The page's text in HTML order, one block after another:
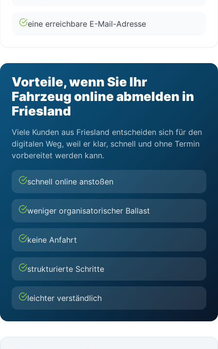
eine erreichbare E-Mail-Adresse
Vorteile, wenn Sie Ihr
Fahrzeug online abmelden in
Friesland
Viele Kunden aus Friesland entscheiden sich für den
digitalen Weg, weil er klar, schnell und ohne Termin
vorbereitet werden kann.
schnell online anstoßen
weniger organisatorischer Ballast
keine Anfahrt
strukturierte Schritte
leichter verständlich